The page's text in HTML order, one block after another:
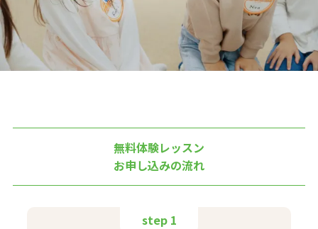
無料体験レッスン
お申し込みの流れ
step 1